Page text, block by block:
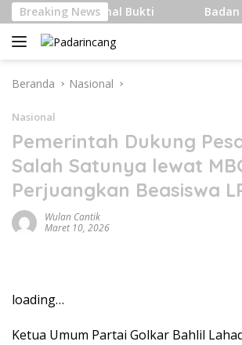
Langsung
ke
konten
Breaking News
Internasional Bukti Badan
Beranda Nasional
Nasional
Pemerintah Dukung
Salah Satunya lewat
Perjuangkan Beasiswa
Wulan Cantik
Maret 10, 2026
loading…
Ketua Umum Partai Golkar Bahlil